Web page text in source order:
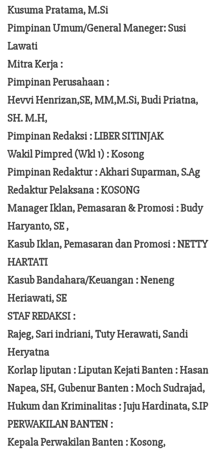
Kusuma Pratama, M.Si
Pimpinan Umum/General Maneger:Susi
Lawati
Mitra Kerja :
Pimpinan Perusahaan :
Hevvi Henrizan,SE, MM,M.Si,Budi Priatna,
SH. M.H,
Pimpinan Redaksi :LIBER SITINJAK
Wakil Pimpred (Wkl 1) : Kosong
Pimpinan Redaktur :Akhari Suparman, S.Ag
Redaktur Pelaksana :KOSONG
Manager Iklan, Pemasaran & Promosi :Budy
Haryanto, SE ,
Kasub Iklan, Pemasaran dan Promosi :NETTY
HARTATI
Kasub Bandahara/Keuangan :Neneng
Heriawati, SE
STAF REDAKSI :
Rajeg, Sari indriani, Tuty Herawati, Sandi
Heryatna
Korlap liputan :Liputan Kejati Banten : Hasan
Napea, SH,Gubenur Banten : MochSudrajad,
Hukum dan Kriminalitas :Juju Hardinata, S.IP
PERWAKILAN BANTEN :
Kepala Perwakilan Banten : Kosong,